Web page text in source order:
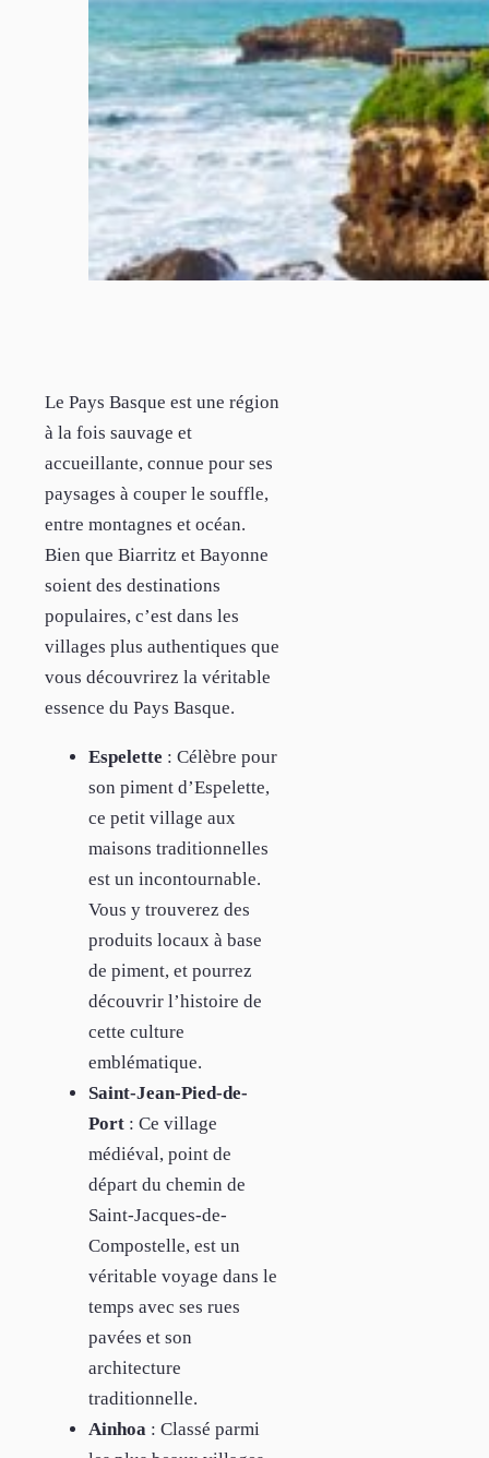
Le Pays Basque est une région
à la fois sauvage et
accueillante, connue pour ses
paysages à couper le souffle,
entre montagnes et océan.
Bien que Biarritz et Bayonne
soient des destinations
populaires, c’est dans les
villages plus authentiques que
vous découvrirez la véritable
essence du Pays Basque.
Espelette : Célèbre pour
son piment d’Espelette,
ce petit village aux
maisons traditionnelles
est un incontournable.
Vous y trouverez des
produits locaux à base
de piment, et pourrez
découvrir l’histoire de
cette culture
emblématique.
Saint-Jean-Pied-de-
Port : Ce village
médiéval, point de
départ du chemin de
Saint-Jacques-de-
Compostelle, est un
véritable voyage dans le
temps avec ses rues
pavées et son
architecture
traditionnelle.
Ainhoa : Classé parmi